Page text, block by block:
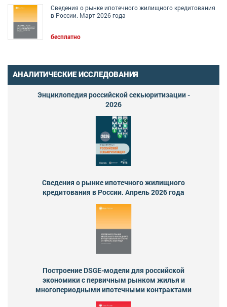
Сведения о рынке ипотечного жилищного кредитования
в России. Март 2026 года
бесплатно
АНАЛИТИЧЕСКИЕ ИССЛЕДОВАНИЯ
Энциклопедия российской секьюритизации -
2026
Сведения о рынке ипотечного жилищного
кредитования в России. Апрель 2026 года
Построение DSGE-модели для российской
экономики с первичным рынком жилья и
многопериодными ипотечными контрактами